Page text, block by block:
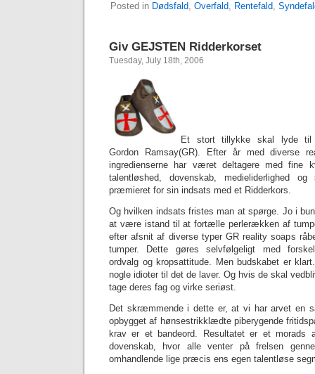
Posted in Dødsfald, Overfald, Rentefald,
Giv GEJSTEN Ridderkorset
Tuesday, July 18th, 2006
Et stort tillykke skal lyde til
Gordon Ramsay(GR). Efter år med diverse
ingredienserne har været deltagere med fine
talentløshed, dovenskab, medieliderlighed
præmieret for sin indsats med et Ridderkors.
Og hvilken indsats fristes man at spørge. Jo i
at være istand til at fortælle perlerækken af
efter afsnit af diverse typer GR reality soaps
tumper. Dette gøres selvfølgeligt med
ordvalg og kropsattitude. Men budskabet er
nogle idioter til det de laver. Og hvis de skal
tage deres fag og virke seriøst.
Det skræmmende i dette er, at vi har arvet en
opbygget af hønsestrikklædte piberygende
krav er et bandeord. Resultatet er et morads
dovenskab, hvor alle venter på frelsen
omhandlende lige præcis ens egen talentløse